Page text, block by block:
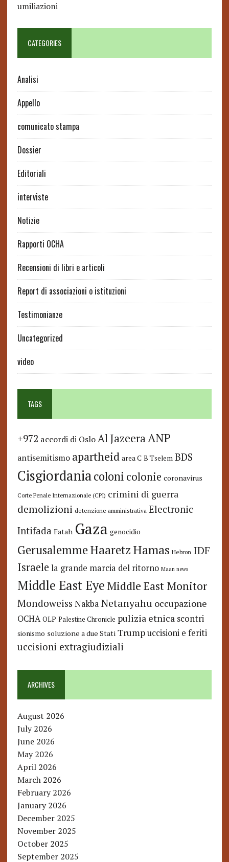
umiliazioni
CATEGORIES
Analisi
Appello
comunicato stampa
Dossier
Editoriali
interviste
Notizie
Rapporti OCHA
Recensioni di libri e articoli
Report di associazioni o istituzioni
Testimonianze
Uncategorized
video
TAGS
+972 accordi di Oslo Al JazeeraANP
antisemitismo apartheid area C B'Tselem BDS
Cisgiordaniacoloni colonie coronavirus
Corte Penale Internazionale (CPI) crimini di guerra
demolizioni detenzione amministrativa Electronic
Intifada Fatah Gaza genocidio
GerusalemmeHaaretzHamas Hebron IDF
Israele la grande marcia del ritorno Maan news
Middle East Eye Middle East Monitor
Mondoweiss Nakba Netanyahu occupazione
OCHA OLP Palestine Chronicle pulizia etnica scontri
sionismo soluzione a due Stati Trump uccisioni e feriti
uccisioni extragiudiziali
ARCHIVES
August 2026
July 2026
June 2026
May 2026
April 2026
March 2026
February 2026
January 2026
December 2025
November 2025
October 2025
September 2025